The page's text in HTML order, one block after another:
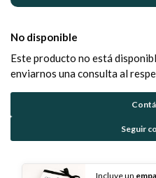
No disponible
Este producto no está
enviarnos una consulta al
Seguir
Incluye un